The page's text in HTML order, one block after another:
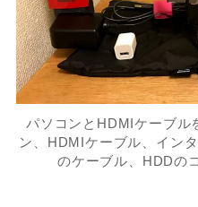
パソコンとHDMIケーブル
ン、HDMIケーブル、イン
のケーブル、HDDの